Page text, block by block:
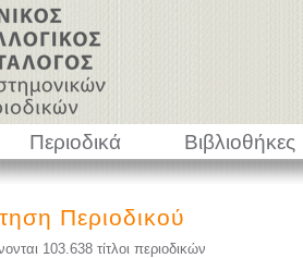
Περιοδικά Βιβλιοθήκες
Περιοδικού
103.638 τίτλοι περιοδικών